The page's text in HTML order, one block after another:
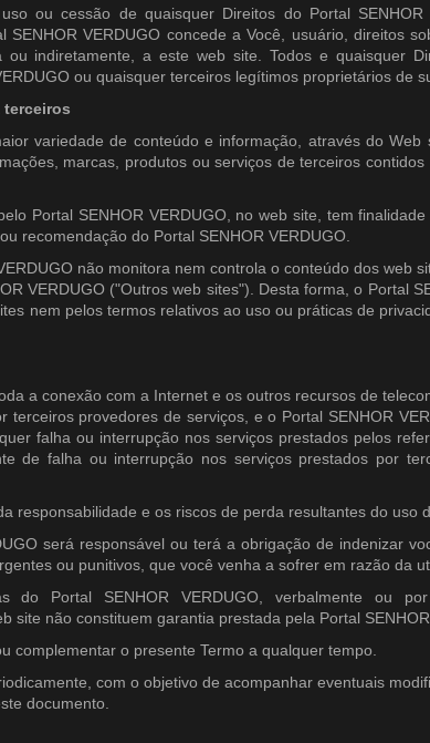
ou cessão de quaisquer Direitos do Portal SENHOR
VERDUGO concede a Você, usuário, direitos
ou indiretamente, a este web site. Todos e quaisquer
ou quaisquer terceiros legítimos proprietários de
terceiros
variedade de conteúdo e informação, através do Web
marcas, produtos ou serviços de terceiros
Portal SENHOR VERDUGO, no web site, tem
recomendação do Portal SENHOR VERDUGO.
não monitora nem controla o conteúdo dos web
VERDUGO ("Outros web sites"). Desta forma, o Portal
nem pelos termos relativos ao uso ou práticas de
a conexão com a Internet e os outros recursos de
terceiros provedores de serviços, e o Portal SENHOR
falha ou interrupção nos serviços prestados pelos
de falha ou interrupção nos serviços prestados por
responsabilidade e os riscos de perda resultantes do uso
será responsável ou terá a obrigação de indenizar
ou punitivos, que você venha a sofrer em razão da
do Portal SENHOR VERDUGO, verbalmente ou
site não constituem garantia prestada pela Portal SENHOR
complementar o presente Termo a qualquer tempo.
com o objetivo de acompanhar eventuais
documento.